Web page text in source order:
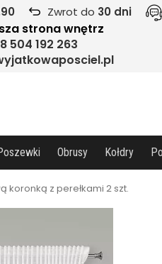
Zwrot do 30 dni
strona wnętrz
504 192 263
Obrusy Kołdry
koronką z perełkami 2 szt.